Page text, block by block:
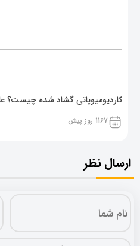
کاردیومیوپاتی گشاد شده چیست؟
1167 روز پیش
ارسال نظر